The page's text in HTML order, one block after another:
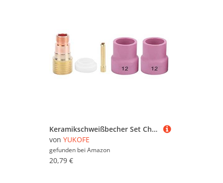
Keramikschweißbecher Set Chuck Air Objektiv Spacer OCIM12# Klimagekühlte Schweißwerkzeug
von YUKOFE
gefunden bei Amazon
20,79 €